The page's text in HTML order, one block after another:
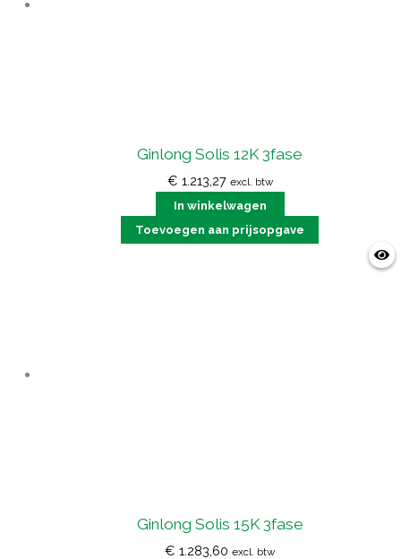
Ginlong Solis 12K 3fase
€ 1.213,27 excl. btw
In winkelwagen
Toevoegen aan prijsopgave
Ginlong Solis 15K 3fase
€ 1.283,60 excl. btw